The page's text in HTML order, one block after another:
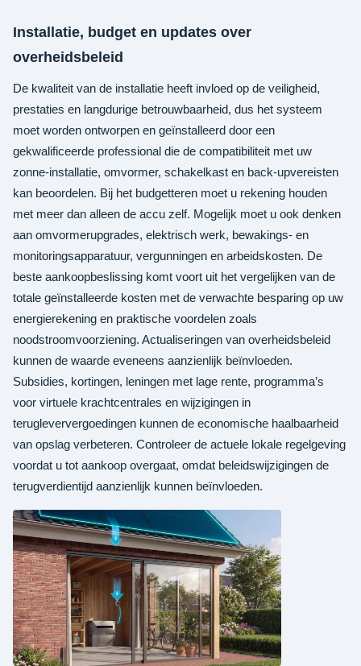
Installatie, budget en updates over
overheidsbeleid
De kwaliteit van de installatie heeft invloed op de veiligheid,
prestaties en langdurige betrouwbaarheid, dus het systeem
moet worden ontworpen en geïnstalleerd door een
gekwalificeerde professional die de compatibiliteit met uw
zonne-installatie, omvormer, schakelkast en back-upvereisten
kan beoordelen. Bij het budgetteren moet u rekening houden
met meer dan alleen de accu zelf. Mogelijk moet u ook denken
aan omvormerupgrades, elektrisch werk, bewakings- en
monitoringsapparatuur, vergunningen en arbeidskosten. De
beste aankoopbeslissing komt voort uit het vergelijken van de
totale geïnstalleerde kosten met de verwachte besparing op uw
energierekening en praktische voordelen zoals
noodstroomvoorziening. Actualiseringen van overheidsbeleid
kunnen de waarde eveneens aanzienlijk beïnvloeden.
Subsidies, kortingen, leningen met lage rente, programma’s
voor virtuele krachtcentrales en wijzigingen in
terugleververgoedingen kunnen de economische haalbaarheid
van opslag verbeteren. Controleer de actuele lokale regelgeving
voordat u tot aankoop overgaat, omdat beleidswijzigingen de
terugverdientijd aanzienlijk kunnen beïnvloeden.